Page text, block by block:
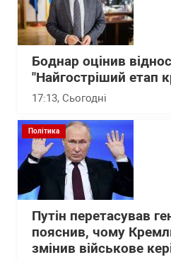
Боднар оцінив
"Найгостріший етап
17:13, Сьогодні
Політика
Путін перетасував
пояснив, чому
змінив військове